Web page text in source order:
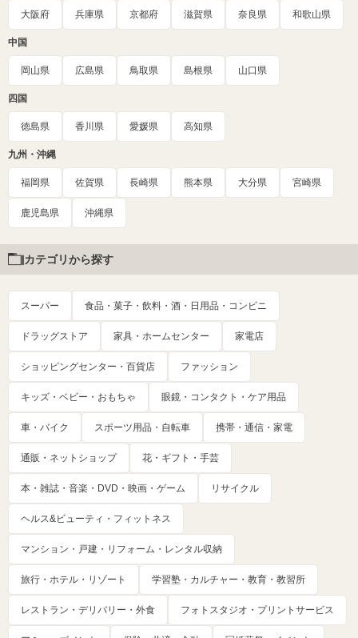
大阪府 兵庫県 京都府 滋賀県 奈良県 和歌山県
中国
岡山県 広島県 鳥取県 島根県 山口県
四国
徳島県 香川県 愛媛県 高知県
九州・沖縄
福岡県 佐賀県 長崎県 熊本県 大分県 宮崎県
鹿児島県 沖縄県
カテゴリから探す
スーパー 食品・菓子・飲料・酒・日用品・コンビニ
ドラッグストア 家具・ホームセンター 家電店
ショッピングセンター・百貨店 ファッション
キッズ・ベビー・おもちゃ 眼鏡・コンタクト・ケア用品
車・バイク スポーツ用品・自転車 携帯・通信・家電
通販・ネットショップ 花・ギフト・手芸
本・雑誌・音楽・DVD・映画・ゲーム リサイクル
ヘルス&ビューティ・フィットネス
マンション・戸建・リフォーム・レンタル収納
旅行・ホテル・リゾート 学習塾・カルチャー・教育・教習所
レストラン・デリバリー・外食 フォトスタジオ・プリントサービス